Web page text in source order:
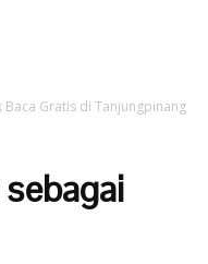
Gratis di Tanjungpinang